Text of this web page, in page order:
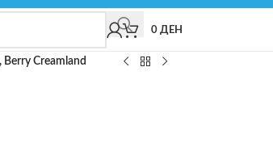
0 ДЕН
Berry Creamland